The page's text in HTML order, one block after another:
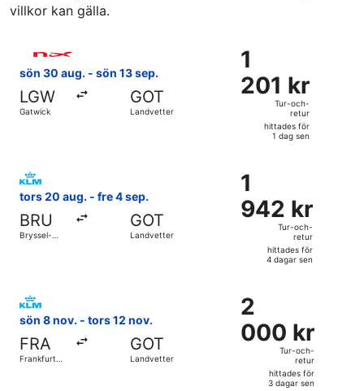
villkor kan gälla.
sön 30 aug. - sön 13 sep.
LGW
Gatwick
GOT
Landvetter
1
201 kr
Tur-
retur,
hittades
dag
sen
1
201 kr
Tur-och-
retur
hittades för
1 dag sen
tors 20 aug. - fre 4 sep.
BRU
Bryssel-
GOT
Landvetter
1
942 kr
Tur-
retur,
hittades
dagar
sen
1
942 kr
Tur-och-
retur
hittades för
4 dagar sen
Välj flyg med KLM, med avresa tors 20 aug. från
sön 8 nov. - tors 12 nov.
FRA
Frankfurt
GOT
Landvetter
2
000 kr
Tur-
retur,
hittades
2
000 kr
Tur-och-
retur
hittades för
3 dagar sen
Välj flyg med KLM, med avresa sön 8 nov. från